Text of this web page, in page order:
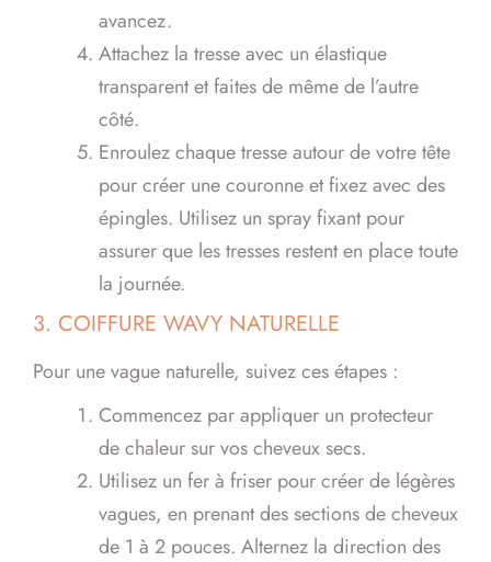
avancez.
Attachez la tresse avec un élastique
transparent et faites de même de l’autre
côté.
Enroulez chaque tresse autour de votre tête
pour créer une couronne et fixez avec des
épingles. Utilisez un spray fixant pour
assurer que les tresses restent en place toute
la journée.
3. COIFFURE WAVY NATURELLE
Pour une vague naturelle, suivez ces étapes :
Commencez par appliquer un protecteur
de chaleur sur vos cheveux secs.
Utilisez un fer à friser pour créer de légères
vagues, en prenant des sections de cheveux
de 1 à 2 pouces. Alternez la direction des